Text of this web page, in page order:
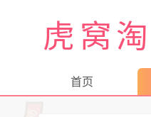
虎窝淘
首页